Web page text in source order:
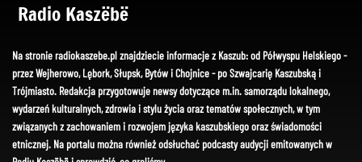
Radio Kaszëbë
Na stronie radiokaszebe.pl znajdziecie informacje z Kaszub: od Półwyspu Helskiego -
przez Wejherowo, Lębork, Słupsk, Bytów i Chojnice - po Szwajcarię Kaszubską i
Trójmiasto. Redakcja przygotowuje newsy dotyczące m.in. samorządu lokalnego,
wydarzeń kulturalnych, zdrowia i stylu życia oraz tematów społecznych, w tym
związanych z zachowaniem i rozwojem języka kaszubskiego oraz świadomości
etnicznej. Na portalu można również odsłuchać podcasty audycji emitowanych w